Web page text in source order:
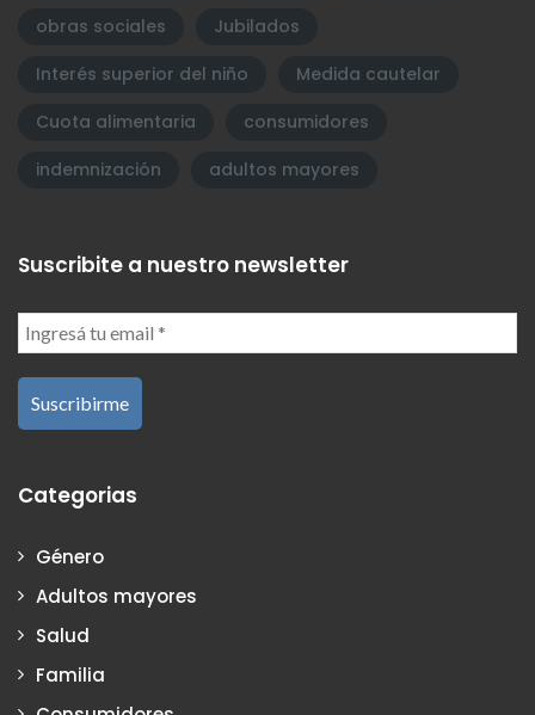
obras sociales
Jubilados
Interés superior del niño
Medida cautelar
Cuota alimentaria
consumidores
indemnización
adultos mayores
Suscribite a nuestro newsletter
Categorias
Género
Adultos mayores
Salud
Familia